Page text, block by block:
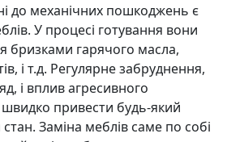
до механічних пошкоджень є
У процесі готування вони
бризками гарячого масла,
і т.д. Регулярне забруднення,
і вплив агресивного
привести будь-який
Заміна меблів саме по собі